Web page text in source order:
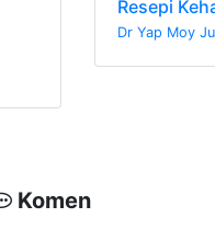
Resepi
Dr Yap Moy
Komen